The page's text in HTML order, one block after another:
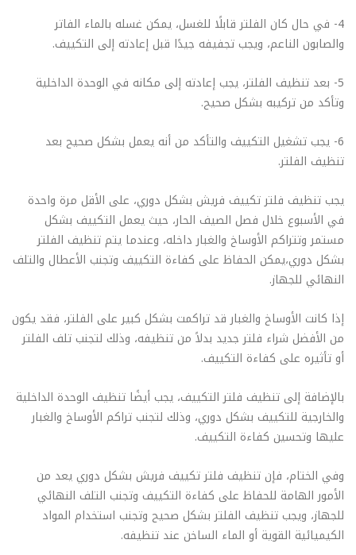
4- في حال كان الفلتر قابلًا للغسل، يمكن غسله بالماء الفاتر
والصابون الناعم، ويجب تجفيفه جيدًا قبل إعادته إلى التكييف.
5- بعد تنظيف الفلتر، يجب إعادته إلى مكانه في الوحدة الداخلية
وتأكد من تركيبه بشكل صحيح.
6- يجب تشغيل التكييف والتأكد من أنه يعمل بشكل صحيح بعد
تنظيف الفلتر.
يجب تنظيف فلتر تكييف فريش بشكل دوري، على الأقل مرة واحدة
في الأسبوع خلال فصل الصيف الحار، حيث يعمل التكييف بشكل
مستمر وتتراكم الأوساخ والغبار داخله، وعندما يتم تنظيف الفلتر
بشكل دوري،يمكن الحفاظ على كفاءة التكييف وتجنب الأعطال والتلف
النهائي للجهاز.
إذا كانت الأوساخ والغبار قد تراكمت بشكل كبير على الفلتر، فقد يكون
من الأفضل شراء فلتر جديد بدلاً من تنظيفه، وذلك لتجنب تلف الفلتر
أو تأثيره على كفاءة التكييف.
بالإضافة إلى تنظيف فلتر التكييف، يجب أيضًا تنظيف الوحدة الداخلية
والخارجية للتكييف بشكل دوري، وذلك لتجنب تراكم الأوساخ والغبار
عليها وتحسين كفاءة التكييف.
وفي الختام، فإن تنظيف فلتر تكييف فريش بشكل دوري يعد من
الأمور الهامة للحفاظ على كفاءة التكييف وتجنب التلف النهائي
للجهاز، ويجب تنظيف الفلتر بشكل صحيح وتجنب استخدام المواد
الكيميائية القوية أو الماء الساخن عند تنظيفه.